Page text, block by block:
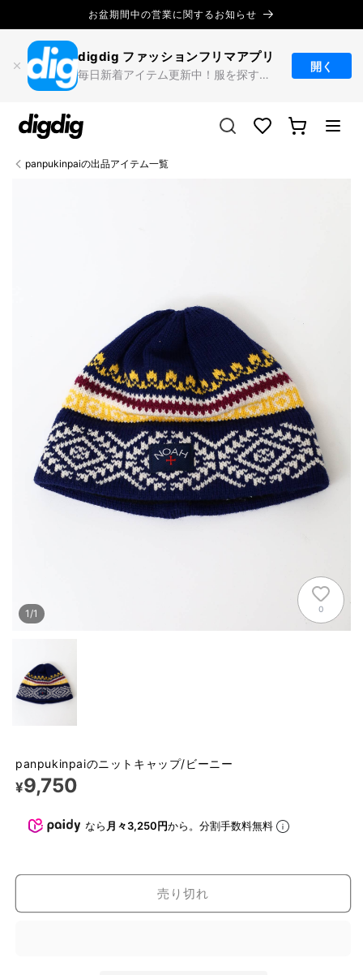
進む
お盆期間中の営業に関するお知らせ
digdig ファッションフリマアプリ
毎日新着アイテム更新中！服を探すならdigdig
開く
Translation missing:
ja.sections.header.favorites
ー
panpukinpaiの出品アイテム一覧
1 /1 0
panpukinpaiのニットキャップ/ビーニー
¥9,750
なら月々3,250円から。分割手数料無料
売り切れ